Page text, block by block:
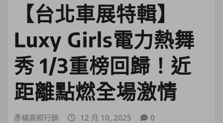
【台北車展特輯】
Luxy Girls電力熱舞
秀 1/3重榜回歸！近
距離點燃全場激情
彥楊高照行銷 12 月 10, 2025 0